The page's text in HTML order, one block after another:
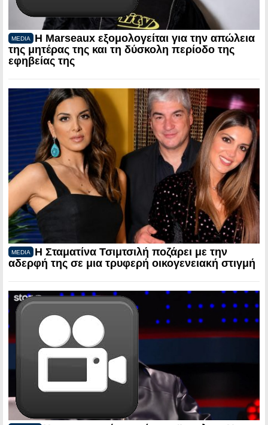
MEDIA
Η Marseaux εξομολογείται για την απώλεια
της μητέρας της και τη δύσκολη περίοδο της
εφηβείας της
MEDIA
Η Σταματίνα Τσιμτσιλή ποζάρει με την
αδερφή της σε μια τρυφερή οικογενειακή στιγμή